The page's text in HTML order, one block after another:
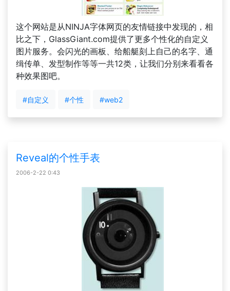
这个网站是从NINJA字体网页的友情链接中发现的，相
比之下，GlassGiant.com提供了更多个性化的自定义
图片服务。会闪光的画板、给船艇刻上自己的名字、通
缉传单、发型制作等等一共12类，让我们分别来看看各
种效果图吧。
#自定义 #个性 #web2
Reveal的个性手表
2006-2-22 0:43